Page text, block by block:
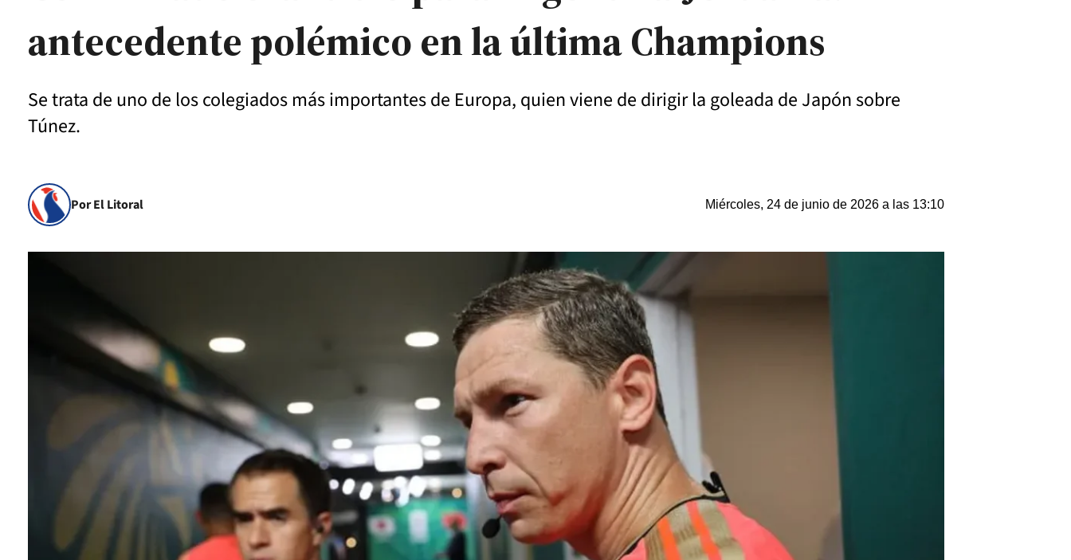
antecedente polémico en la última Champions
Se trata de uno de los colegiados más importantes de Europa, quien viene de dirigir la goleada de Japón sobre
Túnez.
Por El Litoral Miércoles, 24 de junio de 2026 a las 13:10